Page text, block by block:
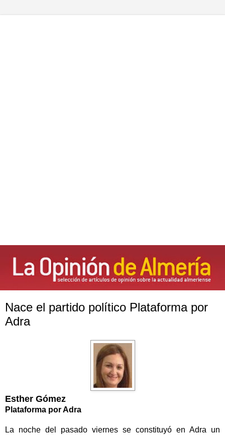
Nace el partido político Plataforma por
Adra
Esther Gómez
Plataforma por Adra
La noche del pasado viernes se constituyó en Adra un